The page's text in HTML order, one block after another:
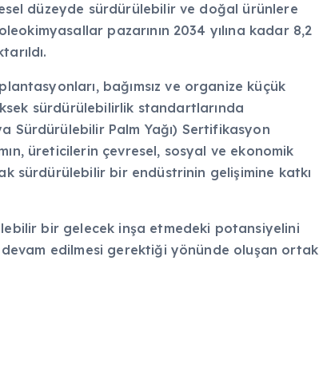
düzeyde sürdürülebilir ve doğal ürünlere
pazarının 2034 yılına kadar 8,2
bağımsız ve organize küçük
sürdürülebilirlik standartlarında
Sürdürülebilir Palm Yağı) Sertifikasyon
üreticilerin çevresel, sosyal ve ekonomik
sürdürülebilir bir endüstrinin gelişimine katkı
bir gelecek inşa etmedeki potansiyelini
edilmesi gerektiği yönünde oluşan ortak